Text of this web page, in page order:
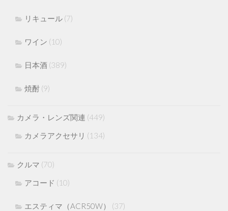
リキュール (7)
ワイン (10)
日本酒 (389)
焼酎 (9)
カメラ・レンズ関連 (449)
カメラアクセサリ (134)
クルマ (70)
アコード (10)
エスティマ（ACR50W） (37)